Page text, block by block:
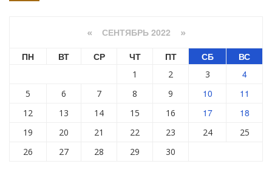
« СЕНТЯБРЬ 2022 »
ПН ВТ СР ЧТ ПТ СБ ВС
1 2 3 4
5 6 7 8 9 10 11
12 13 14 15 16 17 18
19 20 21 22 23 24
25
26
27 28 29 30